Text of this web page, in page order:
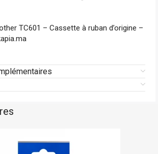
TC601 – Cassette à ruban d’origine –